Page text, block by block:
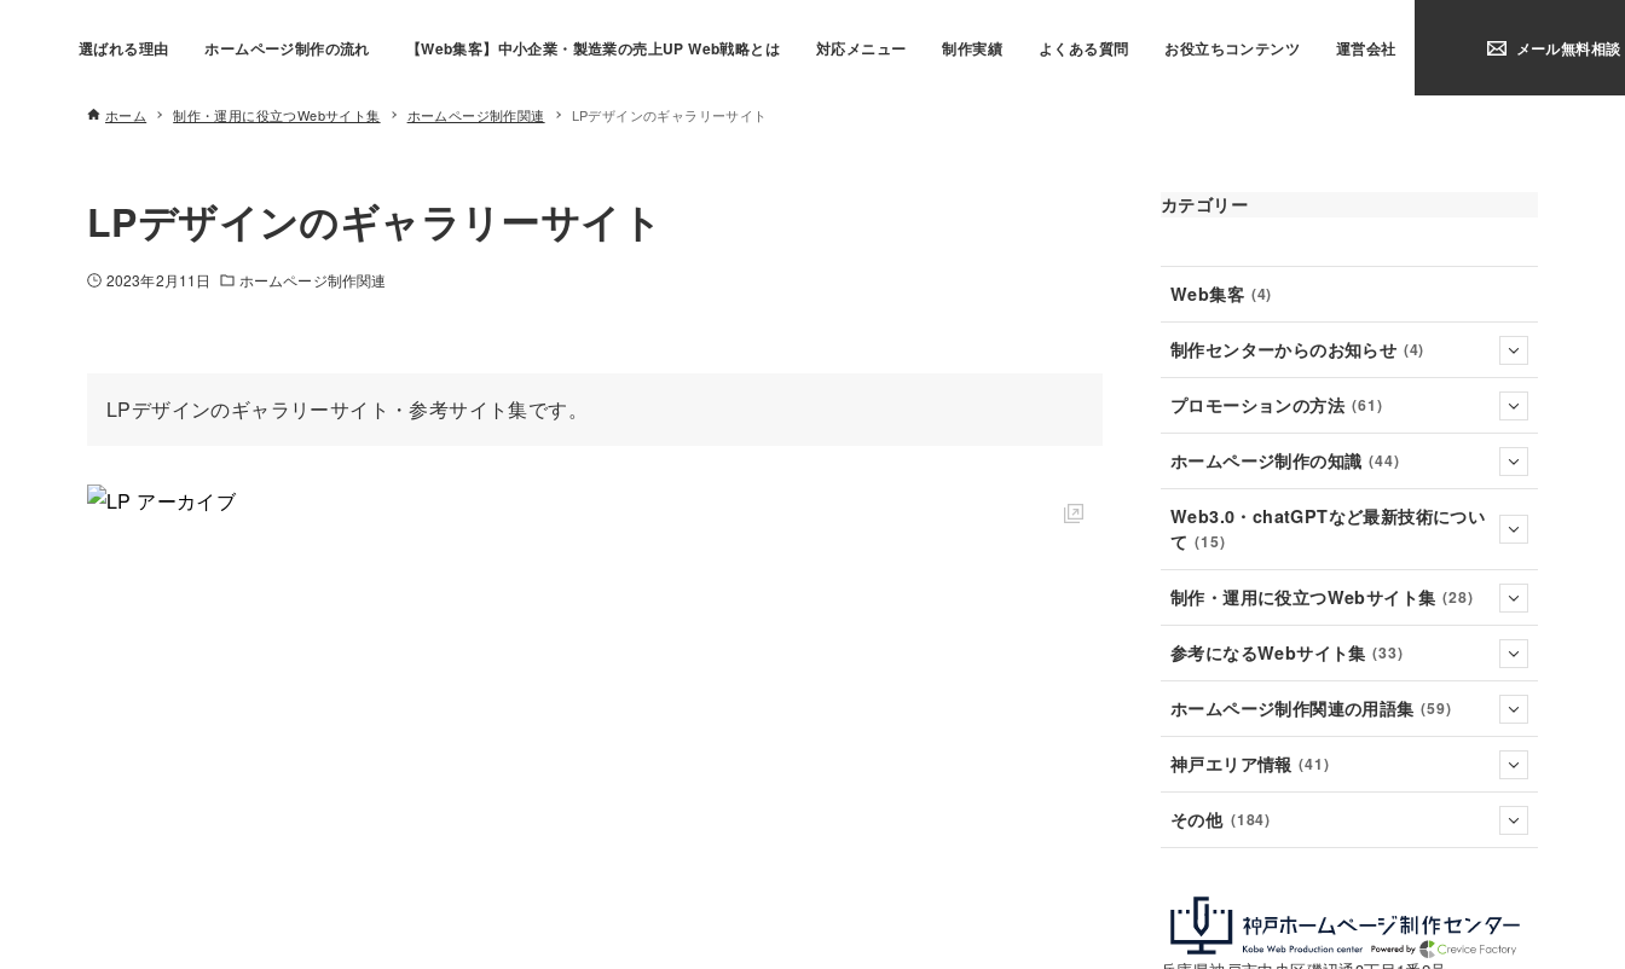
選ばれる理由 ホームページ制作の流れ 【Web集客】中小企業・製造業の売上UP Web戦略とは 対応メニュー 制作実績 よくある質問 お役立ちコンテンツ 運営会社 メール無料相談
ホーム 制作・運用に役立つWebサイト集 ホームページ制作関連 LPデザインのギャラリーサイト
LPデザインのギャラリーサイト
2023年2月11日 ホームページ制作関連
LPデザインのギャラリーサイト・参考サイト集です。
カテゴリー
Web集客 (4)
制作センターからのお知らせ (4)
プロモーションの方法 (61)
ホームページ制作の知識 (44)
Web3.0・chatGPTなど最新技術につい
て (15)
制作・運用に役立つWebサイト集 (28)
参考になるWebサイト集 (33)
ホームページ制作関連の用語集 (59)
神戸エリア情報 (41)
その他 (184)